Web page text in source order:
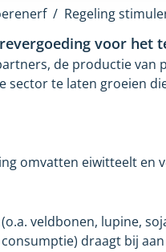
/ Regeling
voor het
de productie van
sector te laten groeien
omvatten eiwitteelt en
veldbonen, lupine,
draagt bij